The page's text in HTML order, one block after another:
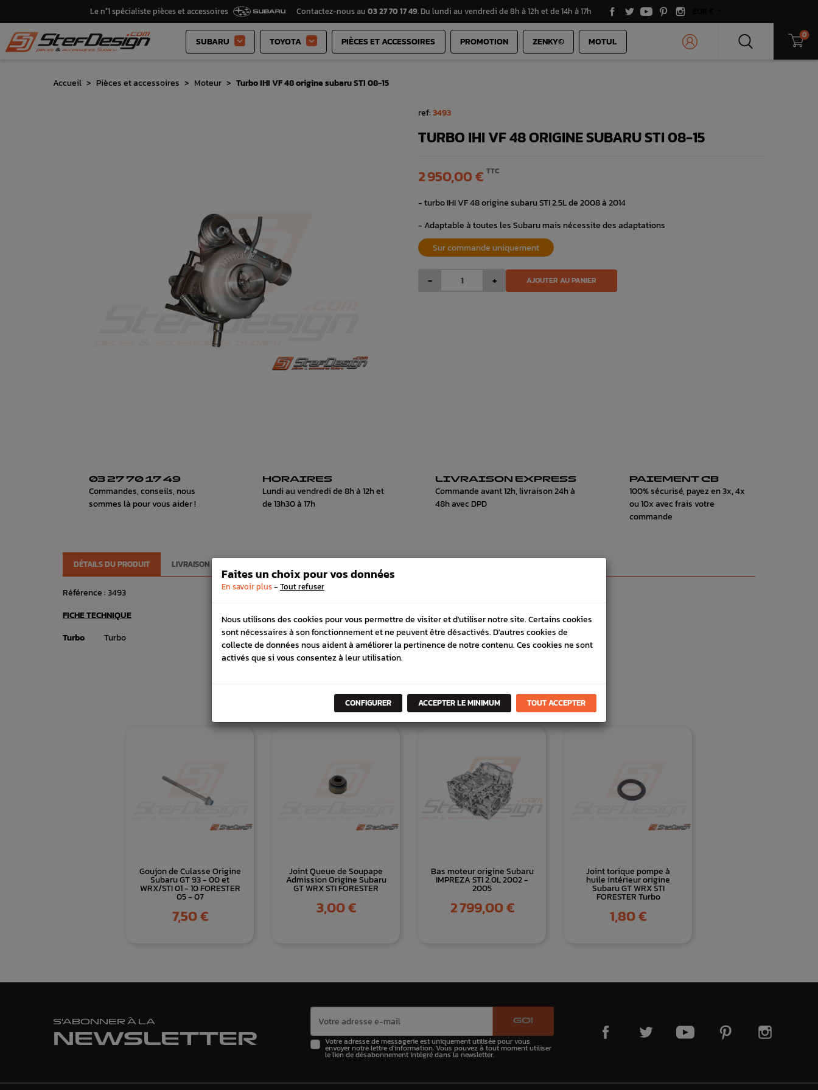
Le n°1 spécialiste pièces et accessoires Contactez-nous au 03 27 70 17 49. Du lundi au vendredi de 8h à 12h et de 14h à 17h
SUBARU  TOYOTA  PIÈCES ET ACCESSOIRES PROMOTION ZENKY© MOTUL 0
Accueil Pièces et accessoires Moteur Turbo IHI VF 48 origine subaru STI 08-15
ref:3493
TURBO IHI VF 48 ORIGINE SUBARU STI 08-15
2 950,00 € TTC
- turbo IHI VF 48 origine subaru STI 2.5L de 2008 à 2014
- Adaptable à toutes les Subaru mais nécessite des adaptations
Sur commande uniquement
- + AJOUTER AU PANIER
03 27 70 17 49
Commandes, conseils, nous
sommes là pour vous aider !
HORAIRES
Lundi au vendredi de 8h à 12h et
de 13h30 à 17h
LIVRAISON EXPRESS
Commande avant 12h, livraison 24h à
48h avec DPD
PAIEMENT CB
100% sécurisé, payez en 3x, 4x
ou 10x avec frais votre
commande
DÉTAILS DU PRODUIT LIVRAISON
Référence :3493
FICHE TECHNIQUE
Turbo
Turbo
LA MÊMECATÉGORIE
Goujon de Culasse Origine
Subaru GT 93 - 00 et
WRX/STI 01 - 10 FORESTER
05 - 07
Prix
7,50 €
Joint Queue de Soupape
Admission Origine Subaru
GT WRX STI FORESTER
Prix
3,00 €
Bas moteur origine Subaru
IMPREZA STI 2.0L 2002 -
2005
Prix
2 799,00 €
Joint torique pompe à
huile intérieur origine
Subaru GT WRX STI
FORESTER Turbo
Prix
1,80 €
S'ABONNER À LA
NEWSLETTER
GO!
Votre adresse de messagerie est uniquement utilisée pour vous
envoyer notre lettre d'information. Vous pouvez à tout moment utiliser
le lien de désabonnement intégré dans la newsletter.
Faites un choix pour vos données
En savoir plus- Tout refuser
Nous utilisons des cookies pour vous permettre de visiter et d'utiliser notre site. Certains cookies
sont nécessaires à son fonctionnement et ne peuvent être désactivés. D'autres cookies de
collecte de données nous aident à améliorer la pertinence de notre contenu. Ces cookies ne sont
activés que si vous consentez à leur utilisation.
CONFIGURER ACCEPTER LE MINIMUM TOUT ACCEPTER